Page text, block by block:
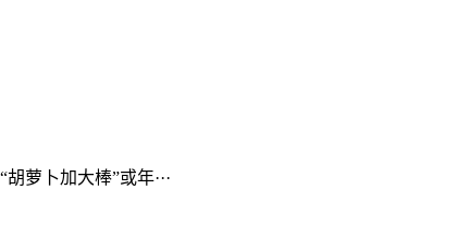
萝卜加大棒”或年···